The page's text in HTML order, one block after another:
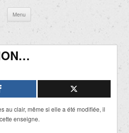
Menu
contenu
au clair, même si elle a été modifiée, il
enseigne.